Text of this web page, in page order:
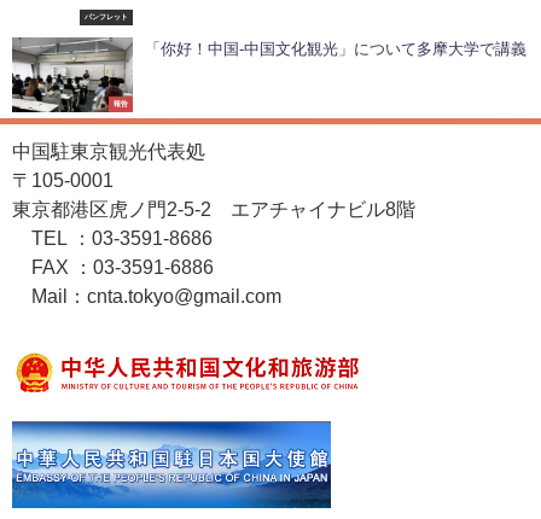
パンフレット
報告
「你好！中国-中国文化観光」について多摩大学で講義
中国駐東京観光代表処
〒105-0001
東京都港区虎ノ門2-5-2 エアチャイナビル8階
TEL ：03-3591-8686
FAX ：03-3591-6886
Mail：cnta.tokyo@gmail.com